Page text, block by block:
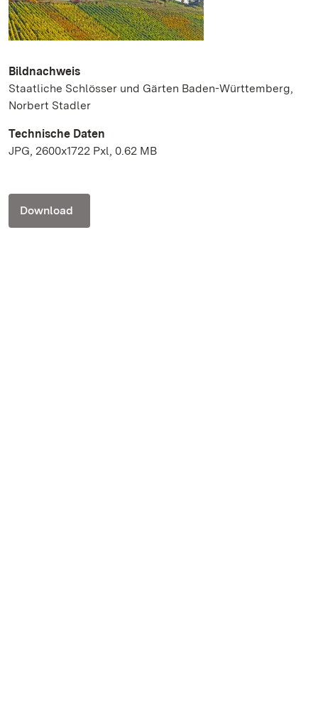
Bildnachweis
Staatliche Schlösser und Gärten Baden-Württemberg,
Norbert Stadler
Technische Daten
JPG, 2600x1722 Pxl, 0.62 MB
Download